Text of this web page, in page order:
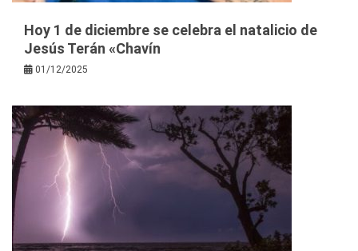
Hoy 1 de diciembre se celebra el natalicio de
Jesús Terán «Chavín
01/12/2025